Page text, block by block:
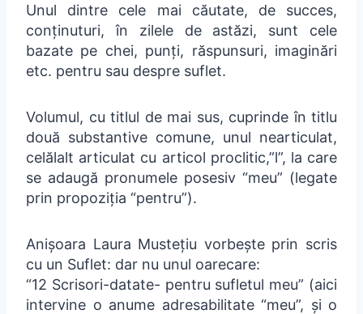
Unul dintre cele mai căutate, de succes,
conținuturi, în zilele de astăzi, sunt cele
bazate pe chei, punți, răspunsuri, imaginări
etc. pentru sau despre suflet.
Volumul, cu titlul de mai sus, cuprinde în titlu
două substantive comune, unul nearticulat,
celălalt articulat cu articol proclitic,”l”, la care
se adaugă pronumele posesiv “meu” (legate
prin propoziția “pentru”).
Anișoara Laura Mustețiu vorbește prin scris
cu un Suflet: dar nu unul oarecare:
“12 Scrisori-datate- pentru sufletul meu” (aici
intervine o anume adresabilitate “meu”, și o